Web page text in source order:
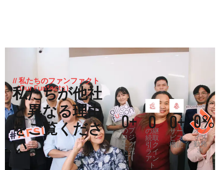
// 私たちのファンファクト
（Our Funfacts）
私たちが他社
と異なる理由
をご覧くださ
い
0+
のプ
ロジ
ェク
ト完
了
0
の継
続取
引ク
ライ
アン
ト
0+
サー
ビス
機能
0%
オフ
ィス
勤務
率